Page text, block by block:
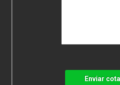
Enviar